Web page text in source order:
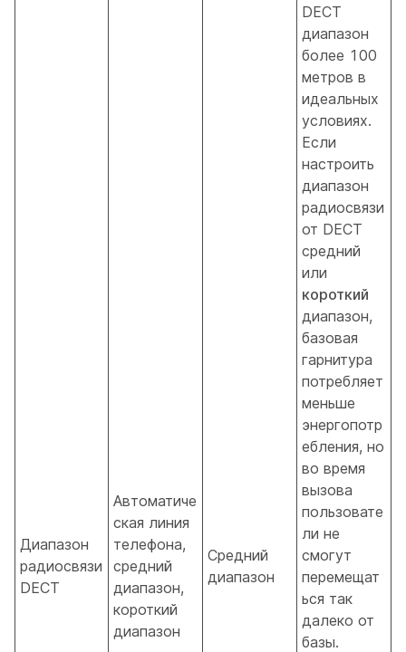
Диапазон
радиосвязи
DECT
Автоматиче
ская линия
телефона,
средний
диапазон,
короткий
диапазон
Средний
диапазон
DECT
диапазон
более 100
метров в
идеальных
условиях.
Если
настроить
диапазон
радиосвязи
от DECT
средний
или
короткий
диапазон,
базовая
гарнитура
потребляет
меньше
энергопотр
ебления, но
во время
вызова
пользовате
ли не
смогут
перемещат
ься так
далеко от
базы.